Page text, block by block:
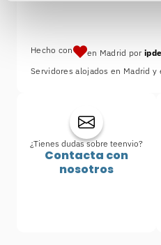
Hecho con en Madrid por
Servidores alojados en Madrid y
¿Tienes dudas sobre teenvio?
Contacta con
nosotros